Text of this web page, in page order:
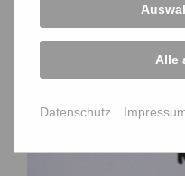
Alle
Datenschutz